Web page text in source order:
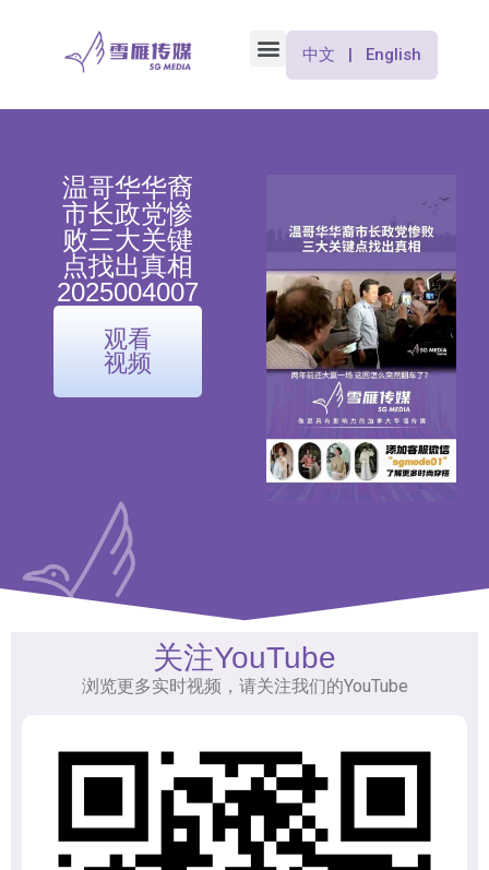
中文 | English
温哥华华裔
市长政党惨
败三大关键
点找出真相
2025004007
观看
视频
关注YouTube
浏览更多实时视频，请关注我们的YouTube